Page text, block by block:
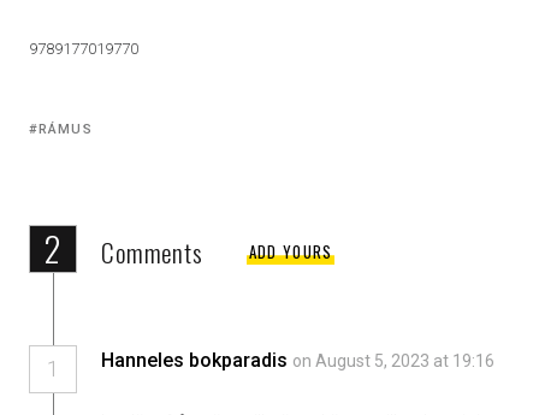
9789177019770
Tagged
RÁMUS
2 Comments ADD YOURS
1 Hanneles bokparadis on August 5, 2023 at 19:16